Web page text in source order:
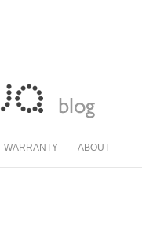
WARRANTY ABOUT